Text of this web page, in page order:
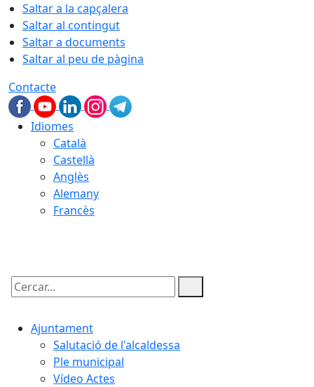
Saltar a la capçalera
Saltar al contingut
Saltar a documents
Saltar al peu de pàgina
Contacte
Idiomes
Català
Castellà
Anglès
Alemany
Francès
Cercar:
Ajuntament
Salutació de l'alcaldessa
Ple municipal
Vídeo Actes